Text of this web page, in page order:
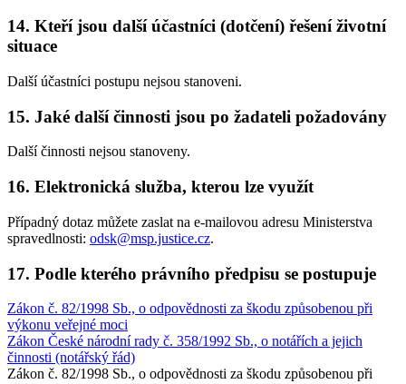
14. Kteří jsou další účastníci (dotčení) řešení životní
situace
Další účastníci postupu nejsou stanoveni.
15. Jaké další činnosti jsou po žadateli požadovány
Další činnosti nejsou stanoveny.
16. Elektronická služba, kterou lze využít
Případný dotaz můžete zaslat na e-mailovou adresu Ministerstva
spravedlnosti: odsk@msp.justice.cz.
17. Podle kterého právního předpisu se postupuje
Zákon č. 82/1998 Sb., o odpovědnosti za škodu způsobenou při
výkonu veřejné moci
Zákon České národní rady č. 358/1992 Sb., o notářích a jejich
činnosti (notářský řád)
Zákon č. 82/1998 Sb., o odpovědnosti za škodu způsobenou při